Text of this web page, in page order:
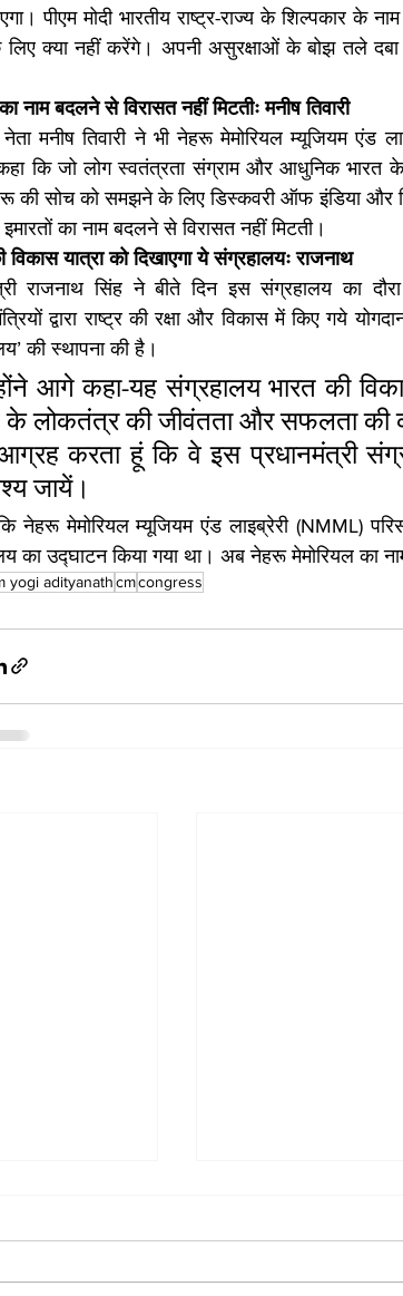
पीएम मोदी भारतीय राष्ट्र-राज्य के शिल्पकार के
क्या नहीं करेंगे। अपनी असुरक्षाओं के बोझ तले दबा
नाम बदलने से विरासत नहीं मिटतीः मनीष तिवारी
मनीष तिवारी ने भी नेहरू मेमोरियल म्यूजियम एंड
कि जो लोग स्वतंत्रता संग्राम और आधुनिक भारत
की सोच को समझने के लिए डिस्कवरी ऑफ इंडिया और
का नाम बदलने से विरासत नहीं मिटती।
विकास यात्रा को दिखाएगा ये संग्रहालयः राजनाथ
राजनाथ सिंह ने बीते दिन इस संग्रहालय का
द्वारा राष्ट्र की रक्षा और विकास में किए गये
की स्थापना की है।
आगे कहा-यह संग्रहालय भारत की
लोकतंत्र की जीवंतता और सफलता की
करता हूं कि वे इस प्रधानमंत्री
जायें।
नेहरू मेमोरियल म्यूजियम एंड लाइब्रेरी (NMML)
का उद्घाटन किया गया था। अब नेहरू मेमोरियल का
yogi adityanathcmcongress